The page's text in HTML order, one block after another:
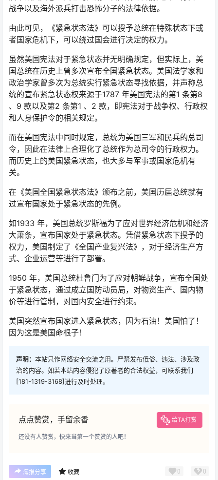
战争以及海外派兵打击恐怖分子的法律依据。
由此可见，《紧急状态法》可以授予总统在特殊状态下或
者国家危机下，可以绕过国会进行决定的权力。
虽然美国宪法对于紧急状态并无明确规定，但实际上，美
国总统在历史上曾多次宣布全国紧急状态。美国法学家和
政治学家曾多次为总统实行紧急状态寻找依据，并声称总
统的宣布紧急状态权来源于1787 年美国宪法的第1 条第8
、9 款以及第2 条第1 、2 款，即宪法对于战争权、行政权
和人身保护令的相关规定。
而在美国宪法中同时规定，总统为美国三军和民兵的总司
令，因此在法律上合理化了总统作为总司令的行政权力。
而历史上的美国紧急状态，也大多与军事或国家危机有
关。
在《美国全国紧急状态法》颁布之前，美国历届总统就有
过宣布国家处于紧急状态的先例。
如1933 年，美国总统罗斯福为了应对世界经济危机和经济
大萧条，宣布国家处于紧急状态。凭借紧急状态下授予的
权力，美国制定了《全国产业复兴法》，对于经济生产方
式、企业运营等进行了部署。
1950 年，美国总统杜鲁门为了应对朝鲜战争，宣布全国处
于紧急状态，通过成立国防动员局，对物资生产、国内物
价等进行管制，对国内安全进行约束。
美国突然宣布国家进入紧急状态，因为石油！美国怕了！
因为这是美国命根子！
声明： 本站只作网络安全交流之用。严禁发布低俗、违法、涉及政
治的内容。如若本站内容侵犯了原著者的合法权益，可联系我们
[181-1319-3168]进行及时处理。
点点赞赏，手留余香 给TA打赏
还没有人赞赏，快来当第一个赞赏的人吧！
海报分享 收藏 0 0